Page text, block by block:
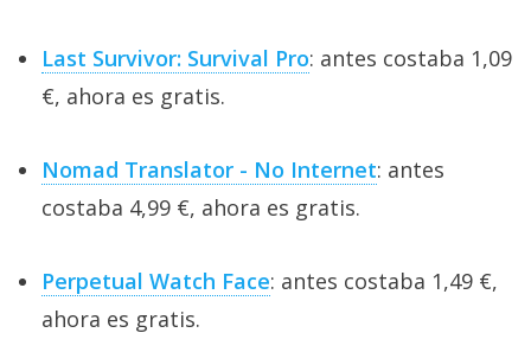
Last Survivor: Survival Pro: antes costaba 1,09
€, ahora es gratis.
Nomad Translator - No Internet: antes
costaba 4,99 €, ahora es gratis.
Perpetual Watch Face: antes costaba 1,49 €,
ahora es gratis.